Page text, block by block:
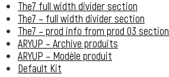
The7 full width divider section
The7 – full width divider section
The7 – prod info from prod 03 section
ARYUP – Archive produits
ARYUP – Modèle produit
Default Kit